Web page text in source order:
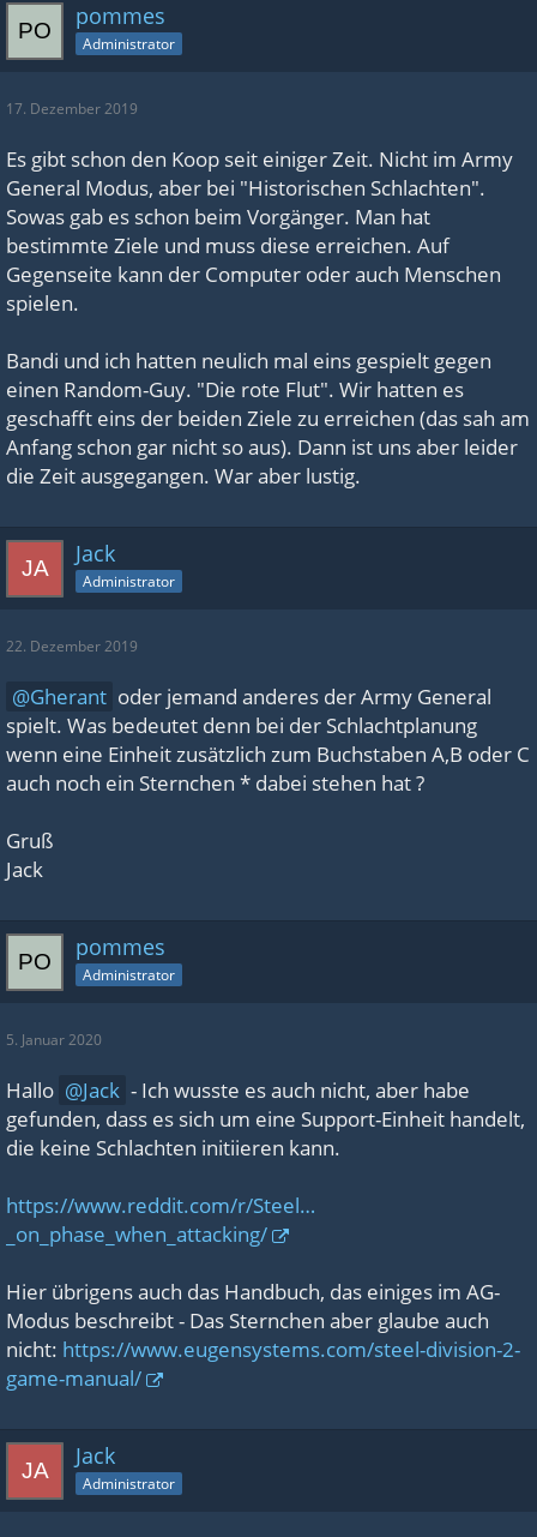
pommes
Administrator
17. Dezember 2019
Es gibt schon den Koop seit einiger Zeit. Nicht im Army
General Modus, aber bei "Historischen Schlachten".
Sowas gab es schon beim Vorgänger. Man hat
bestimmte Ziele und muss diese erreichen. Auf
Gegenseite kann der Computer oder auch Menschen
spielen.
Bandi und ich hatten neulich mal eins gespielt gegen
einen Random-Guy. "Die rote Flut". Wir hatten es
geschafft eins der beiden Ziele zu erreichen (das sah am
Anfang schon gar nicht so aus). Dann ist uns aber leider
die Zeit ausgegangen. War aber lustig.
Jack
Administrator
22. Dezember 2019
Gherant oder jemand anderes der Army General
spielt. Was bedeutet denn bei der Schlachtplanung
wenn eine Einheit zusätzlich zum Buchstaben A,B oder C
auch noch ein Sternchen * dabei stehen hat ?
Gruß
Jack
pommes
Administrator
5. Januar 2020
Hallo Jack - Ich wusste es auch nicht, aber habe
gefunden, dass es sich um eine Support-Einheit handelt,
die keine Schlachten initiieren kann.
https://www.reddit.com/r/Steel…
_on_phase_when_attacking/
Hier übrigens auch das Handbuch, das einiges im AG-
Modus beschreibt - Das Sternchen aber glaube auch
nicht: https://www.eugensystems.com/steel-division-2-
game-manual/
Jack
Administrator